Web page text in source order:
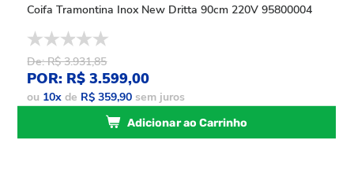
Coifa Tramontina Inox New Dritta 90cm 220V 95800004
De: R$ 3.931,85
POR: R$ 3.599,00
ou 10x de R$ 359,90 sem juros
Adicionar ao Carrinho